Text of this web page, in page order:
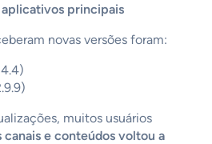
principais
novas versões foram:
muitos usuários
canais e conteúdos voltou a